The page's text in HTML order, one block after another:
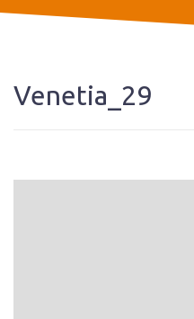
Venetia_29